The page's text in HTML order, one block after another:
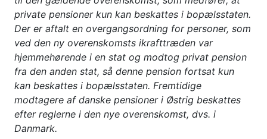
private pensioner kun kan beskattes i bopælsstaten.
Der er aftalt en overgangsordning for personer, som
ved den ny overenskomsts ikrafttræden var
hjemmehørende i en stat og modtog privat pension
fra den anden stat, så denne pension fortsat kun
kan beskattes i bopælsstaten. Fremtidige
modtagere af danske pensioner i Østrig beskattes
efter reglerne i den nye overenskomst, dvs. i
Danmark.